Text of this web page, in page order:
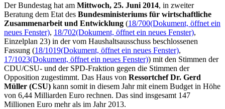
Der Bundestag hat am Mittwoch, 25. Juni 2014, in zweiter
Beratung dem Etat des Bundesministeriums für wirtschaftliche
Zusammenarbeit und Entwicklung (18/700(Dokument, öffnet ein
neues Fenster), 18/702(Dokument, öffnet ein neues Fenster),
Einzelplan 23) in der vom Haushaltsausschuss beschlossenen
Fassung (18/1019(Dokument, öffnet ein neues Fenster),
17/1023(Dokument, öffnet ein neues Fenster)) mit den Stimmen der
CDU/CSU- und der SPD-Fraktion gegen die Stimmen der
Opposition zugestimmt. Das Haus von Ressortchef Dr. Gerd
Müller (CSU) kann somit in diesem Jahr mit einem Budget in Höhe
von 6,44 Milliarden Euro rechnen. Das sind insgesamt 147
Millionen Euro mehr als im Jahr 2013.